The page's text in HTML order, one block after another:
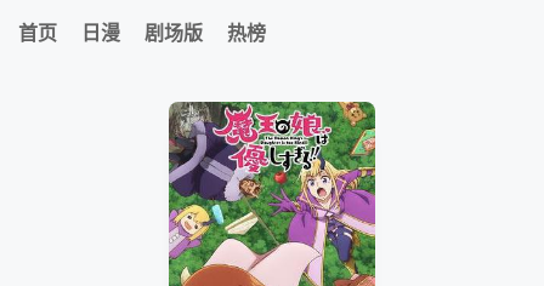
首页 日漫 剧场版 热榜